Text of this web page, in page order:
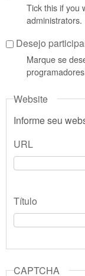
Tick this if you
administrators.
Desejo
Marque se
Website
Informe seu
URL
Título
CAPTCHA